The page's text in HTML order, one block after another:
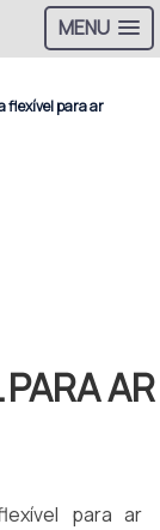
MENU
flexível para ar
AR
para ar